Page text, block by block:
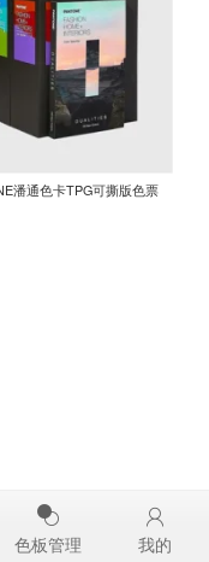
潘通色卡TPG可撕版色票
色板管理 我的